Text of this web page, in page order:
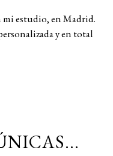
miestudio,enMadrid.
rsonalizadayen total